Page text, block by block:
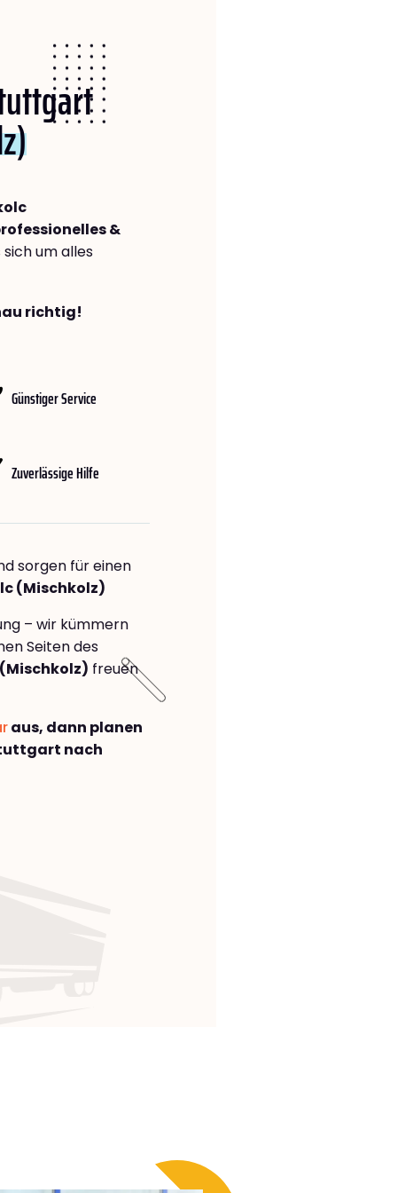
&
sich um alles
richtig!
Günstiger Service
Zuverlässige Hilfe
sorgen für einen
(Mischkolz)
– wir kümmern
Seiten des
freuen
aus, dann planen
nach